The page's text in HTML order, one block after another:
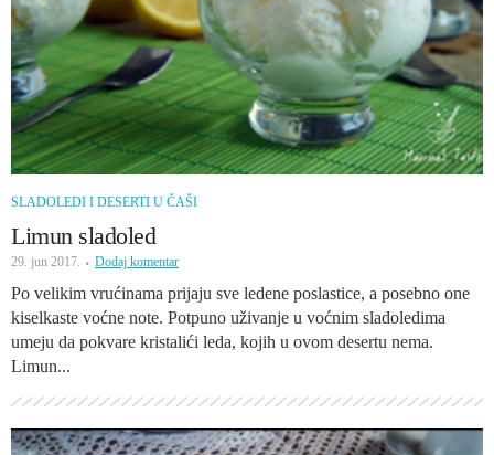
SLADOLEDI I DESERTI U ČAŠI
Limun sladoled
29. jun 2017. Dodaj komentar
Po velikim vrućinama prijaju sve ledene poslastice, a posebno one
kiselkaste voćne note. Potpuno uživanje u voćnim sladoledima
umeju da pokvare kristalići leda, kojih u ovom desertu nema.
Limun...